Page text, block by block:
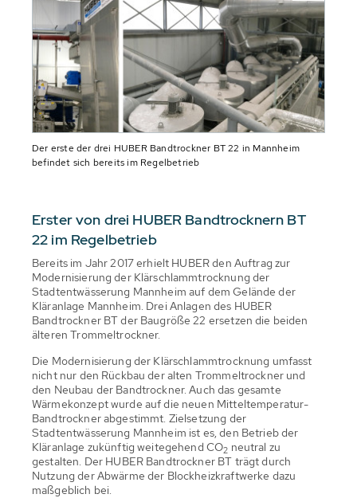
Der erste der drei HUBER Bandtrockner BT 22 in Mannheim
befindet sich bereits im Regelbetrieb
Erster von drei HUBER Bandtrocknern BT
22 im Regelbetrieb
Bereits im Jahr 2017 erhielt HUBER den Auftrag zur
Modernisierung der Klärschlammtrocknung der
Stadtentwässerung Mannheim auf dem Gelände der
Kläranlage Mannheim. Drei Anlagen des HUBER
Bandtrockner BT der Baugröße 22 ersetzen die beiden
älteren Trommeltrockner.
Die Modernisierung der Klärschlammtrocknung umfasst
nicht nur den Rückbau der alten Trommeltrockner und
den Neubau der Bandtrockner. Auch das gesamte
Wärmekonzept wurde auf die neuen Mitteltemperatur-
Bandtrockner abgestimmt. Zielsetzung der
Stadtentwässerung Mannheim ist es, den Betrieb der
Kläranlage zukünftig weitegehend CO2 neutral zu
gestalten. Der HUBER Bandtrockner BT trägt durch
Nutzung der Abwärme der Blockheizkraftwerke dazu
maßgeblich bei.